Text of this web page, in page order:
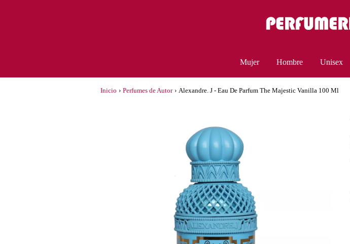
Mujer Hombre Unisex
Inicio › Perfumes de Autor › Alexandre. J - Eau De Parfum The Majestic Vanilla 100 Ml